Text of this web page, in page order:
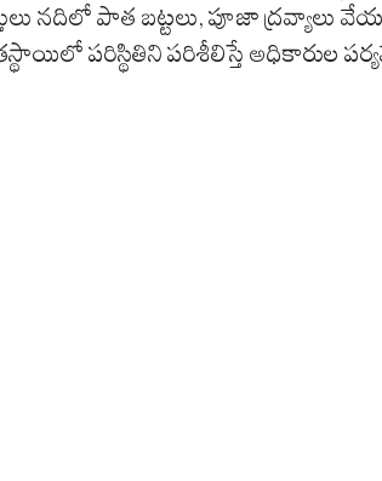
నదిలో పాత బట్టలు, పూజా ద్రవ్యాలు
పరిస్థితిని పరిశీలిస్తే అధికారుల